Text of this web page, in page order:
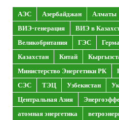
АЭС Азербайджан Алматы
ВИЭ-генерация
ВИЭ в
Великобритания
ГЭС
Казахстан
Китай
Министерство Энергетики РК
СЭС
ТЭЦ Узбекистан
Центральная Азия
атомная энергетика